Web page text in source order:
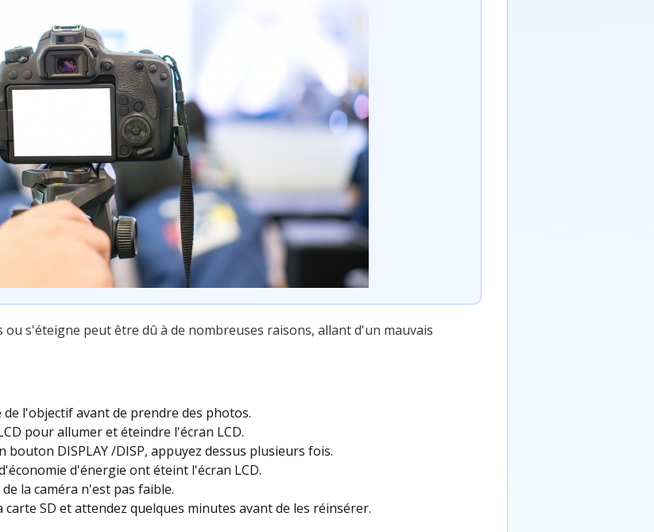
s'éteigne peut être dû à de nombreuses raisons, allant d'un mauvais
l'objectif avant de prendre des photos.
pour allumer et éteindre l'écran LCD.
DISPLAY /DISP, appuyez dessus plusieurs fois.
d'énergie ont éteint l'écran LCD.
la caméra n'est pas faible.
SD et attendez quelques minutes avant de les réinsérer.